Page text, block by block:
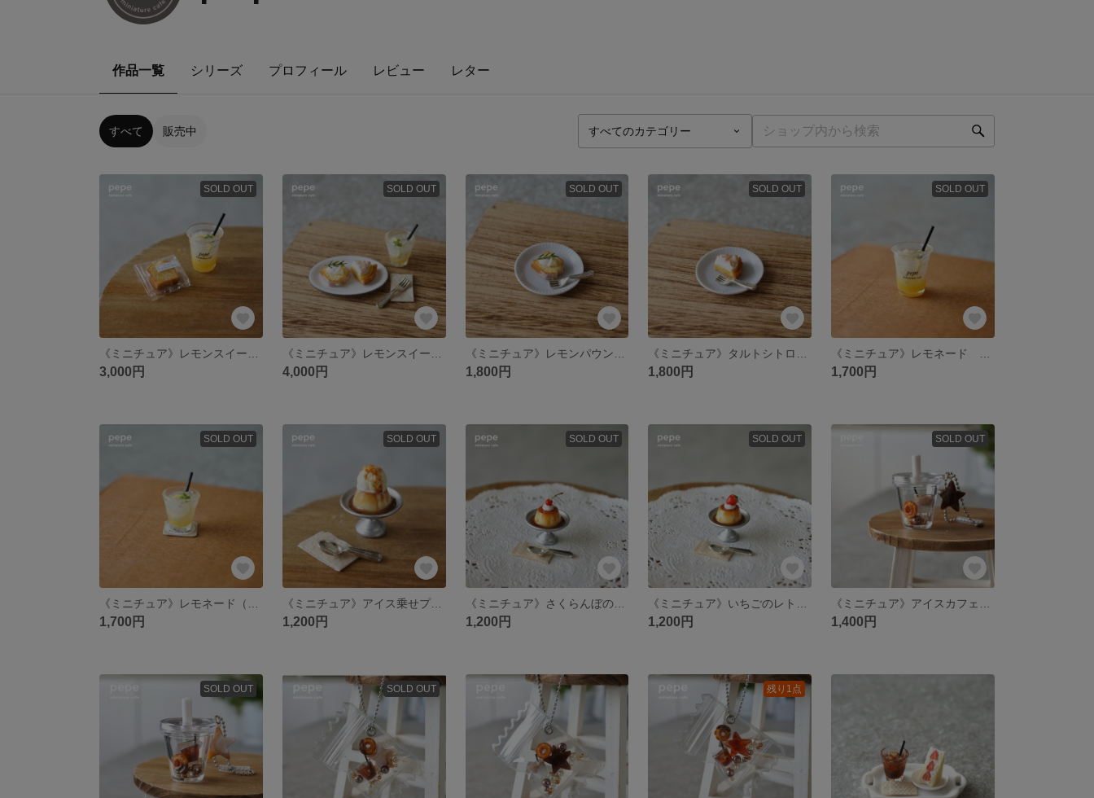
作品一覧 シリーズ プロフィール レビュー レター
すべて 販売中
SOLD OUT
3,000円
SOLD OUT
4,000円
SOLD OUT
1,800円
SOLD OUT
1,800円
SOLD OUT
1,700円
SOLD OUT
1,700円
SOLD OUT
《ミニチュア》アイス乗せプリン
1,200円
SOLD OUT
《ミニチュア》さくらんぼのレトロプリン
1,200円
SOLD OUT
1,200円
SOLD OUT
1,400円
SOLD OUT SOLD OUT 残り1点